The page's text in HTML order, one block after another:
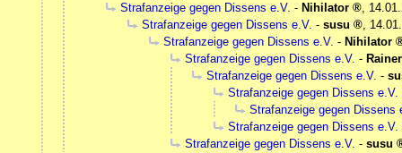
Strafanzeige gegen Dissens e.V. - Nihilator ,
Strafanzeige gegen Dissens e.V. - susu ,
Strafanzeige gegen Dissens e.V. - Nihilator
Strafanzeige gegen Dissens e.V. - Rainer
Strafanzeige gegen Dissens e.V. -
Strafanzeige gegen Dissens e.V.
Strafanzeige gegen Dissens
Strafanzeige gegen Dissens e.V.
Strafanzeige gegen Dissens e.V. - susu